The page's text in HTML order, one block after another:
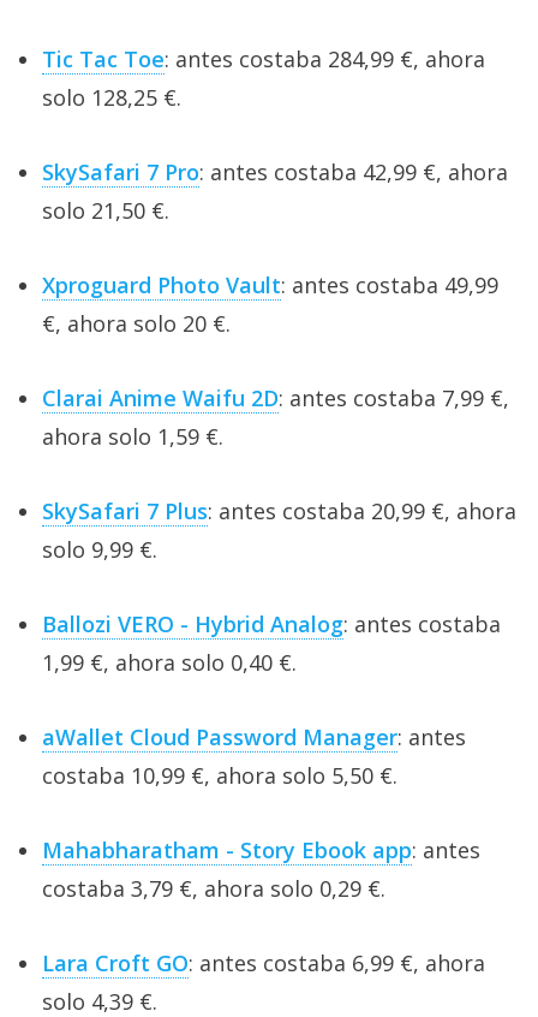
Tic Tac Toe: antes costaba 284,99 €, ahora
solo 128,25 €.
SkySafari 7 Pro: antes costaba 42,99 €, ahora
solo 21,50 €.
Xproguard Photo Vault: antes costaba 49,99
€, ahora solo 20 €.
Clarai Anime Waifu 2D: antes costaba 7,99 €,
ahora solo 1,59 €.
SkySafari 7 Plus: antes costaba 20,99 €, ahora
solo 9,99 €.
Ballozi VERO - Hybrid Analog: antes costaba
1,99 €, ahora solo 0,40 €.
aWallet Cloud Password Manager: antes
costaba 10,99 €, ahora solo 5,50 €.
Mahabharatham - Story Ebook app: antes
costaba 3,79 €, ahora solo 0,29 €.
Lara Croft GO: antes costaba 6,99 €, ahora
solo 4,39 €.